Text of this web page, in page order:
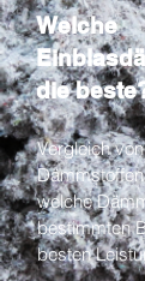
Welche
die
Vergleich
welche
bestimmten
besten